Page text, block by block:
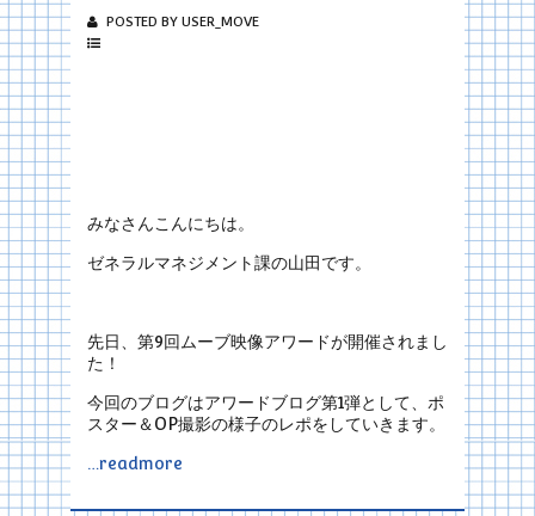
POSTED BY USER_MOVE
みなさんこんにちは。
ゼネラルマネジメント課の山田です。
先日、第9回ムーブ映像アワードが開催されまし
た！
今回のブログはアワードブログ第1弾として、ポ
スター＆OP撮影の様子のレポをしていきます。
…readmore